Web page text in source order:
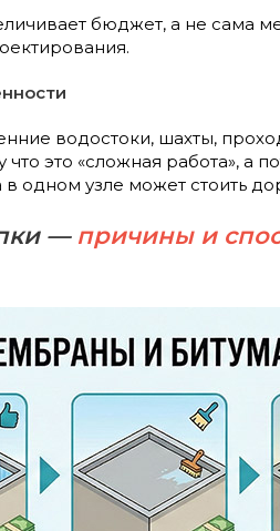
бюджет, а не сама
водостоки, шахты,
это «сложная работа», а
одном узле может стоить
— причины и